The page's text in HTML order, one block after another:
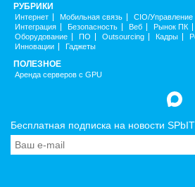
РУБРИКИ
Интернет Мобильная связь CIO/
Интеграция
Безопасность Веб Рынок ПК
Оборудование
ПО Outsourcing Кадры
Инновации
Гаджеты
ПОЛЕЗНОЕ
Аренда серверов с GPU
Бесплатная подписка на новости SPbIT